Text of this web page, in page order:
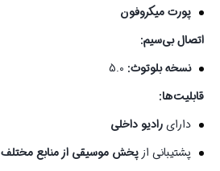
پورت میکروفون
اتصال بی‌سیم:
نسخه بلوتوث:
قابلیت‌ها:
دارایرادیو داخلی
پشتیبانی از پخش موسیقی از منابع مختلف